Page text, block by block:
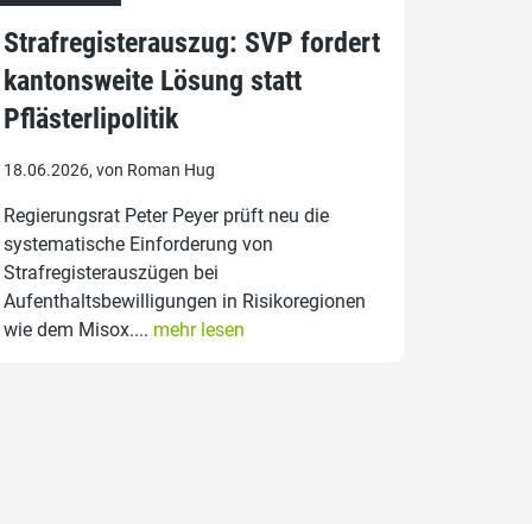
Strafregisterauszug: SVP fordert
kantonsweite Lösung statt
Pflästerlipolitik
18.06.2026, von Roman Hug
Regierungsrat Peter Peyer prüft neu die
systematische Einforderung von
Strafregisterauszügen bei
Aufenthaltsbewilligungen in Risikoregionen
wie dem Misox.... mehr lesen